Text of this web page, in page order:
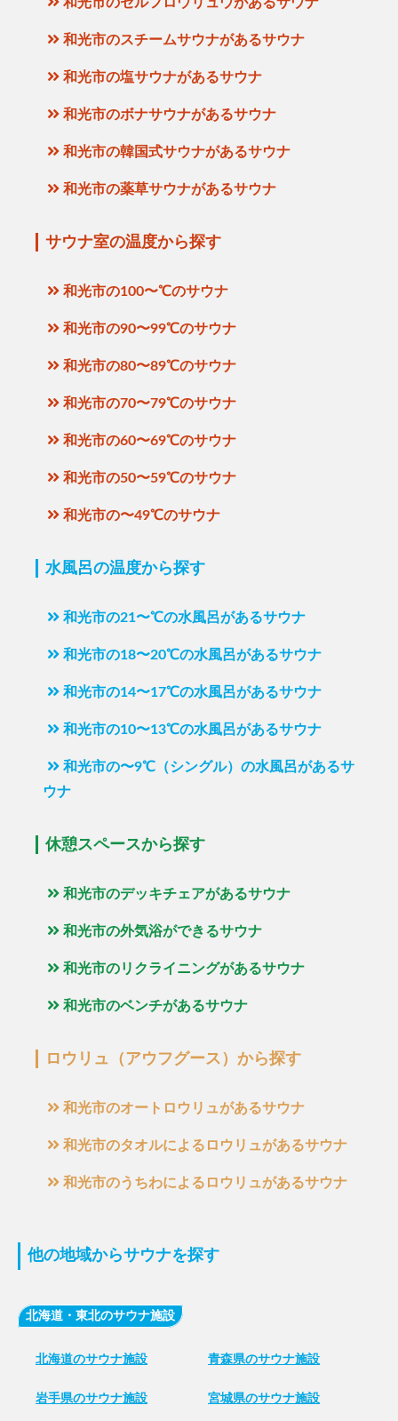
和光市のスチームサウナがあるサウナ
和光市の塩サウナがあるサウナ
和光市のボナサウナがあるサウナ
和光市の韓国式サウナがあるサウナ
和光市の薬草サウナがあるサウナ
サウナ室の温度から探す
和光市の100〜℃のサウナ
和光市の90〜99℃のサウナ
和光市の80〜89℃のサウナ
和光市の70〜79℃のサウナ
和光市の60〜69℃のサウナ
和光市の50〜59℃のサウナ
和光市の〜49℃のサウナ
水風呂の温度から探す
和光市の21〜℃の水風呂があるサウナ
和光市の18〜20℃の水風呂があるサウナ
和光市の14〜17℃の水風呂があるサウナ
和光市の10〜13℃の水風呂があるサウナ
和光市の〜9℃（シングル）の水風呂があるサ
ウナ
休憩スペースから探す
和光市のデッキチェアがあるサウナ
和光市の外気浴ができるサウナ
和光市のリクライニングがあるサウナ
和光市のベンチがあるサウナ
ロウリュ（アウフグース）から探す
和光市のオートロウリュがあるサウナ
和光市のタオルによるロウリュがあるサウナ
和光市のうちわによるロウリュがあるサウナ
他の地域からサウナを探す
北海道・東北のサウナ施設
北海道のサウナ施設 青森県のサウナ施設
岩手県のサウナ施設 宮城県のサウナ施設